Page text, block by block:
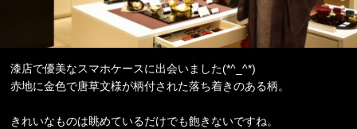
漆店で優美なスマホケースに出会いました(*^_^*)
赤地に金色で唐草文様が柄付された落ち着きのある柄。
きれいなものは眺めているだけでも飽きないですね。